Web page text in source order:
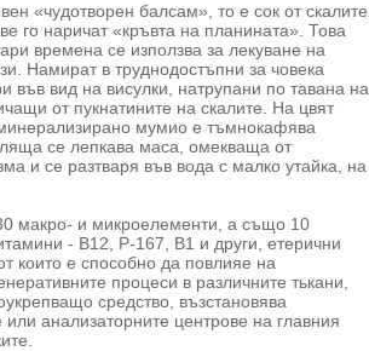
«чудотворен балсам», то е сок от скалите.
го наричат «кръвта на планината». Това
времена се използва за лекуване на
Намират в труднодостъпни за човека
във вид на висулки, натрупани по тавана на
от пукнатините на скалите. На цвят
мумио е тъмнокафява
се лепкава маса, омекваща от
и се разтваря във вода с малко утайка, на
макро- и микроелементи, а също 10
- В12, Р-167, В1 и други, етерични
които е способно да повлияе на
процеси в различните тькани,
средство, възстановява
анализаторните центрове на главния